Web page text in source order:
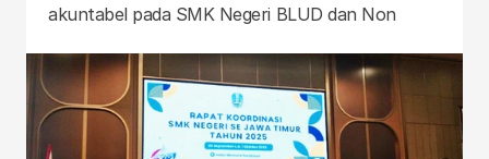
akuntabel pada SMK Negeri BLUD dan Non
September 2025 bertempat di Hotel Mercure
Surabaya diadakan Rapat Koordinasi yang dihadiri
oleh Kepala Sekolah bersama 2 staf dari kurang
lebih 150 SMK Negeri di Wilayah Kerja 1 dan 3